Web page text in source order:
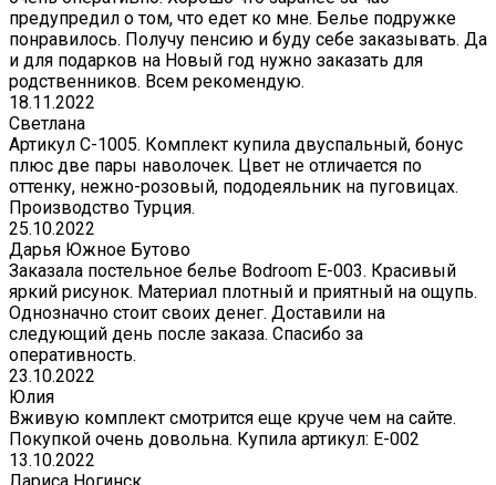
предупредил о том, что едет ко мне. Белье подружке
понравилось. Получу пенсию и буду себе заказывать. Да
и для подарков на Новый год нужно заказать для
родственников. Всем рекомендую.
18.11.2022
Светлана
Артикул С-1005. Комплект купила двуспальный, бонус
плюс две пары наволочек. Цвет не отличается по
оттенку, нежно-розовый, пододеяльник на пуговицах.
Производство Турция.
25.10.2022
Дарья Южное Бутово
Заказала постельное белье Bodroom E-003. Красивый
яркий рисунок. Материал плотный и приятный на ощупь.
Однозначно стоит своих денег. Доставили на
следующий день после заказа. Спасибо за
оперативность.
23.10.2022
Юлия
Вживую комплект смотрится еще круче чем на сайте.
Покупкой очень довольна. Купила артикул: E-002
13.10.2022